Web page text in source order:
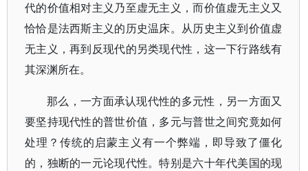
代的价值相对主义乃至虚无主义，而价值虚无主义又
恰恰是法西斯主义的历史温床。从历史主义到价值虚
无主义，再到反现代的另类现代性，这一下行路线有
其深渊所在。
那么，一方面承认现代性的多元性，另一方面又
要坚持现代性的普世价值，多元与普世之间究竟如何
处理？传统的启蒙主义有一个弊端，即导致了僵化
的，独断的一元论现代性。特别是六十年代美国的现